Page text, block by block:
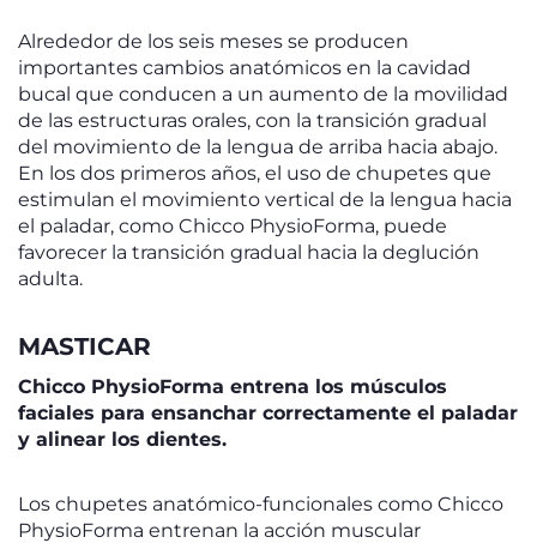
Alrededor de los seis meses se producen
importantes cambios anatómicos en la cavidad
bucal que conducen a un aumento de la movilidad
de las estructuras orales, con la transición gradual
del movimiento de la lengua de arriba hacia abajo.
En los dos primeros años, el uso de chupetes que
estimulan el movimiento vertical de la lengua hacia
el paladar, como Chicco PhysioForma, puede
favorecer la transición gradual hacia la deglución
adulta.
MASTICAR
Chicco PhysioForma entrena los músculos
faciales para ensanchar correctamente el paladar
y alinear los dientes.
Los chupetes anatómico-funcionales como Chicco
PhysioForma entrenan la acción muscular